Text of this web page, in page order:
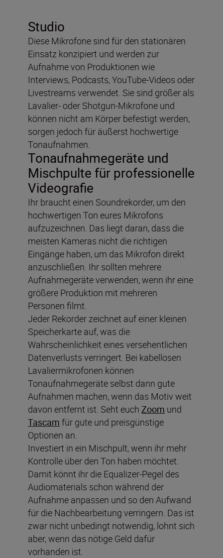
Studio
Diese Mikrofone sind für den stationären
Einsatz konzipiert und werden zur
Aufnahme von Produktionen wie
Interviews, Podcasts, YouTube-Videos oder
Livestreams verwendet. Sie sind größer als
Lavalier- oder Shotgun-Mikrofone und
können nicht am Körper befestigt werden,
sorgen jedoch für äußerst hochwertige
Tonaufnahmen.
Tonaufnahmegeräte und
Mischpulte für professionelle
Videografie
Ihr braucht einen Soundrekorder, um den
hochwertigen Ton eures Mikrofons
aufzuzeichnen. Das liegt daran, dass die
meisten Kameras nicht die richtigen
Eingänge haben, um das Mikrofon direkt
anzuschließen. Ihr sollten mehrere
Aufnahmegeräte verwenden, wenn ihr eine
größere Produktion mit mehreren
Personen filmt.
Jeder Rekorder zeichnet auf einer kleinen
Speicherkarte auf, was die
Wahrscheinlichkeit eines versehentlichen
Datenverlusts verringert. Bei kabellosen
Lavaliermikrofonen können
Tonaufnahmegeräte selbst dann gute
Aufnahmen machen, wenn das Motiv weit
davon entfernt ist. Seht euch Zoom und
Tascam für gute und preisgünstige
Optionen an.
Investiert in ein Mischpult, wenn ihr mehr
Kontrolle über den Ton haben möchtet.
Damit könnt ihr die Equalizer-Pegel des
Audiomaterials schon während der
Aufnahme anpassen und so den Aufwand
für die Nachbearbeitung verringern. Das ist
zwar nicht unbedingt notwendig, lohnt sich
aber, wenn das nötige Geld dafür
vorhanden ist.